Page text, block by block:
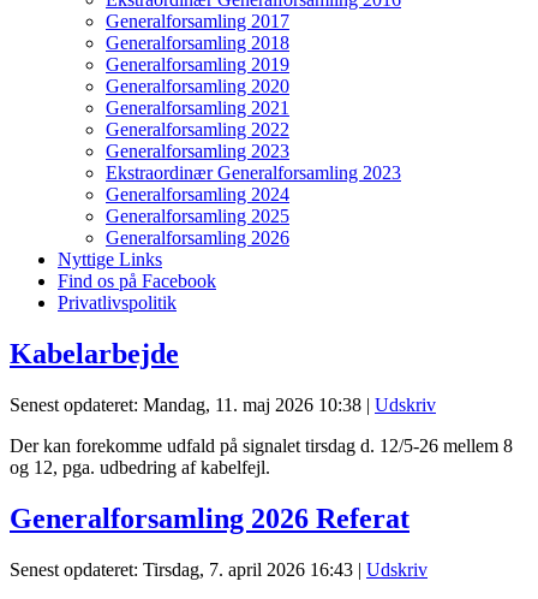
Generalforsamling 2017
Generalforsamling 2018
Generalforsamling 2019
Generalforsamling 2020
Generalforsamling 2021
Generalforsamling 2022
Generalforsamling 2023
Ekstraordinær Generalforsamling 2023
Generalforsamling 2024
Generalforsamling 2025
Generalforsamling 2026
Nyttige Links
Find os på Facebook
Privatlivspolitik
Kabelarbejde
Senest opdateret: Mandag, 11. maj 2026 10:38 | Udskriv
Der kan forekomme udfald på signalet tirsdag d. 12/5-26 mellem 8
og 12, pga. udbedring af kabelfejl.
Generalforsamling 2026 Referat
Senest opdateret: Tirsdag, 7. april 2026 16:43 | Udskriv